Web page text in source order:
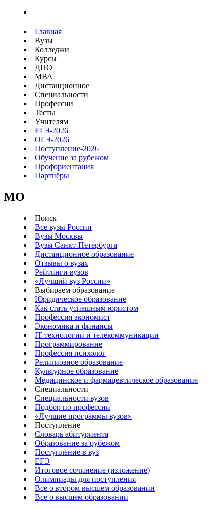
Главная
Вузы
Колледжи
Курсы
ДПО
МВА
Дистанционное
Специальности
Профессии
Тесты
Учителям
ЕГЭ-2026
ОГЭ-2026
Поступление-2026
Обучение за рубежом
Профориентация
Партнёры
MO
Поиск
Все вузы России
Вузы Москвы
Вузы Санкт-Петербурга
Дистанционное образование
Отзывы о вузах
Рейтинги вузов
«Лучший вуз России»
Выбираем образование
Юридическое образование
Как стать успешным юристом
Профессия экономист
Экономика и финансы
IT-технологии и телекоммуникации
Программирование
Профессия психолог
Религиозное образование
Культурное образование
Медицинское и фармацевтическое образование
Специальности
Специальности вузов
Подбор по профессии
«Лучшие программы вузов»
Поступление
Словарь абитуриента
Образование за рубежом
Поступление в вуз
ЕГЭ
Итоговое сочинение (изложение)
Олимпиады для поступления
Все о втором высшем образовании
Все о высшем образовании